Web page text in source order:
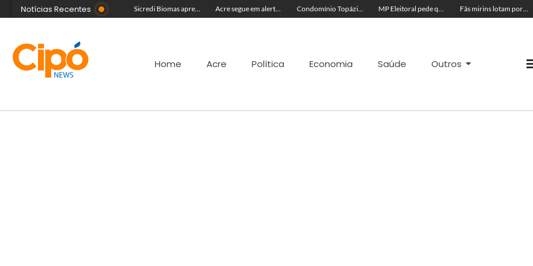
Notícias Recentes
Com equipe reforçada no Agosto Lilás, Delegacia da Mulher intensifica prisões e reduz acervo de inquéritos no Juruá Sicredi Biomas apresenta na Expoacre crédito do Plano Safra voltado às mulheres Acre segue em alerta para casos de síndrome respiratória aguda grave, aponta Fiocruz Condomínio Topázio é condenado a pagar R$ 4 mil a família de criança ferida em quadra esportiva MP Eleitoral pede que TRE-AC negue candidatura de Antônia Lúcia com base em condenações por peculato e improbidade Fãs mirins lotam porta de hotel à espera de Ana Castela para show na Expoacre
Home Acre Política Economia Saúde Outros